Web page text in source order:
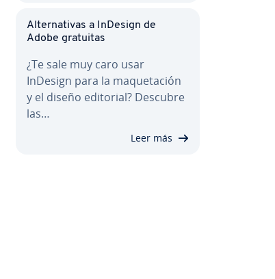
Al­te­r­na­ti­vas a InDesign de
Adobe gratuitas
¿Te sale muy caro usar
InDesign para la ma­que­ta­ción
y el diseño editorial? Descubre
las…
Leer más